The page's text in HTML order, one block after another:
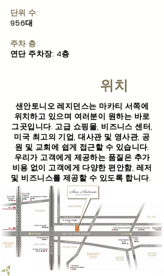
단위 수:
956대
주차 층:
연단 주차장: 4층
위치
샌안토니오 레지던스는 마카티 서쪽에
위치하고 있으며 여러분이 원하는 바로
그곳입니다. 고급 쇼핑몰, 비즈니스 센터,
미국 최고의 기업, 대사관 및 영사관, 공
원 및 교회에 쉽게 접근할 수 있습니다.
우리가 고객에게 제공하는 품질은 추가
비용 없이 고객에게 다양한 편안함, 레저
및 비즈니스를 제공할 수 있도록 합니다.